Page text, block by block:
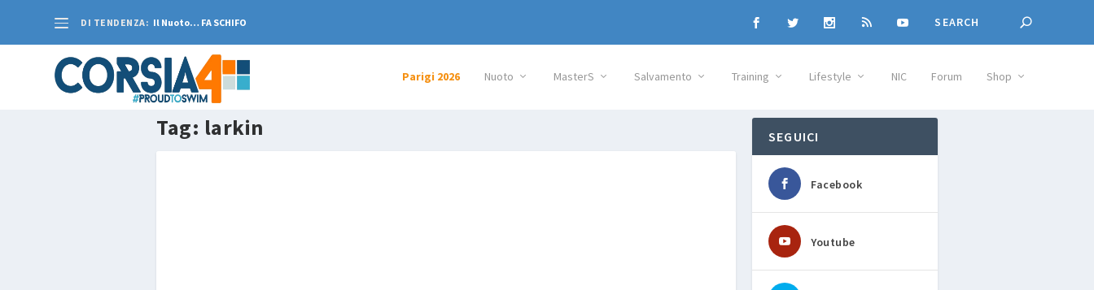
DI TENDENZA: Il Nuoto… FA SCHIFO
Parigi 2026 Nuoto MasterS Salvamento Training Lifestyle NIC Forum Shop
Tag: larkin SEGUICI
Facebook
Youtube